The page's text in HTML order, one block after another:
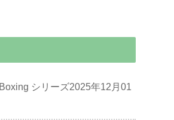
Boxing シリーズ2025年12月01